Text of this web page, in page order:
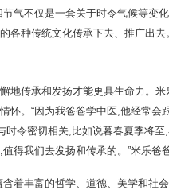
气不仅是一套关于时令气候等变
种传统文化传承下去、推广出去
地传承和发扬才能更具生命力。
怀。“因为我爸爸学中医,他经常会
时令密切相关,比如说暮春夏季将
得我们去发扬和传承的。”米乐爸爸
着丰富的哲学、道德、美学和社